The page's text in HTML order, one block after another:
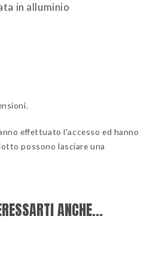
in alluminio
effettuato l'accesso ed hanno
possono lasciare una
ANCHE...